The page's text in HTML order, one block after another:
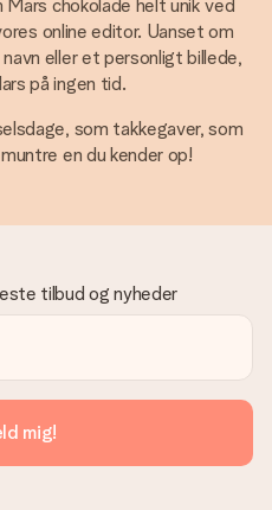
chokolade helt unik ved
online editor. Uanset om
eller et personligt billede,
på ingen tid.
som takkegaver, som
en du kender op!
tilbud og nyheder
mig!